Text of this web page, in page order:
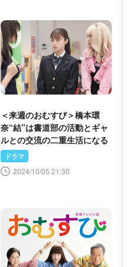
＜来週のおむすび＞橋本環
奈“結”は書道部の活動とギャ
ルとの交流の二重生活になる
ドラマ
2024/10/05 21:30